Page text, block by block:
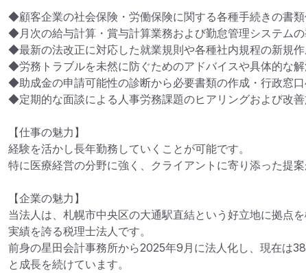
◆顧客企業の社会保険・労働保険に関する各種手続きの書
◆月次の給与計算・賞与計算業務および勤怠管理システム
◆最新の法改正に対応した就業規則や各種社内規程の新規
◆労務トラブルを未然に防ぐためのアドバイスや具体的な
◆助成金の申請可能性の診断から必要書類の作成・行政窓
◆定期的な面談による人事労務課題のヒアリングおよび改
【仕事の魅力】
経験を活かし長年勤務していくことが可能です。
特に医療経営の分野に強く、クライアントに寄り添った提案
【企業の魅力】
当法人は、札幌市中央区の大通駅直結という好立地に拠点
実績を誇る税理士法人です。
前身の星田会計事務所から2025年9月に法人化し、現在は
と成長を続けています。